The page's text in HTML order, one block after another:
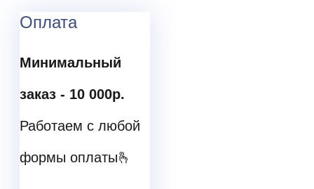
Оплата
Минимальный
заказ - 10 000р.
Работаем с любой
формы оплаты🫰